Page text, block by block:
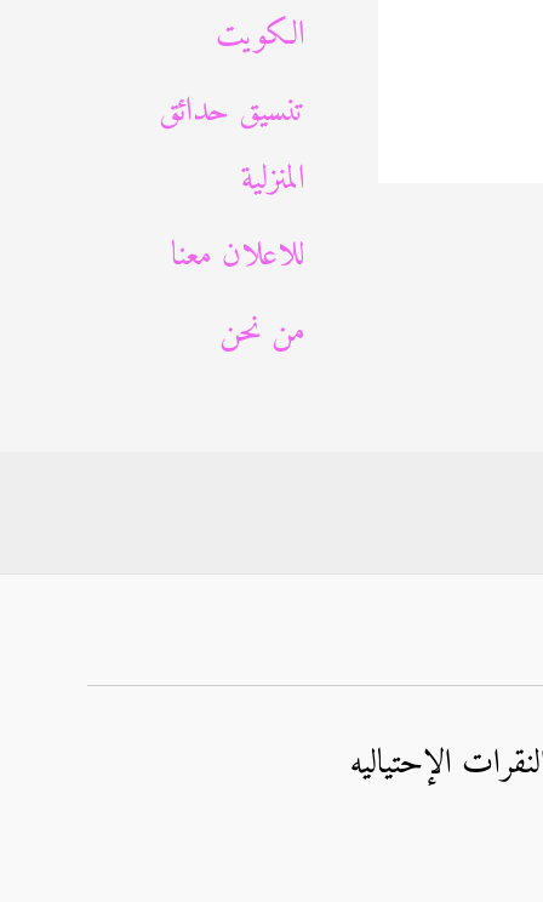
الكويت
تنسيق حدائق
المنزلية
للاعلان معنا
من نحن
الإحتياليه